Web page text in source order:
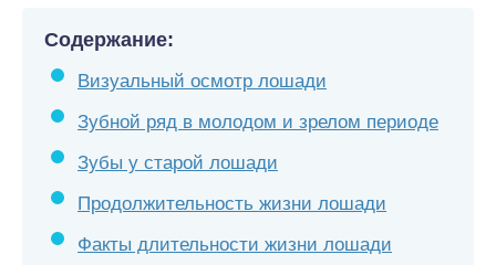
Содержание:
Визуальный осмотр лошади
Зубной ряд в молодом и зрелом периоде
Зубы у старой лошади
Продолжительность жизни лошади
Факты длительности жизни лошади